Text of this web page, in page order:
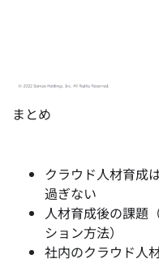
まとめ
クラウド人材育成
過ぎない
人材育成後の課題
ション方法）
社内のクラウド人